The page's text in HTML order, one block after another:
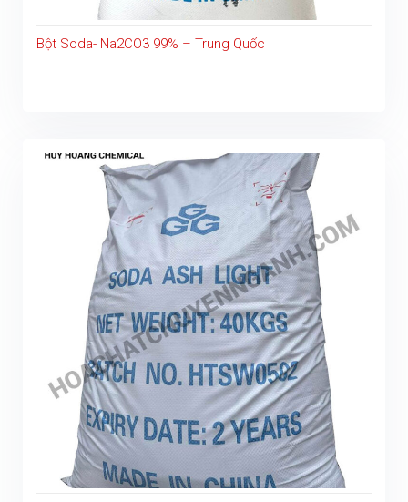
Bột Soda- Na2CO3 99% – Trung Quốc